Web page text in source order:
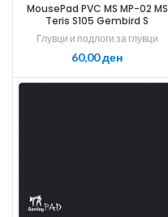
MousePad PVC MS MP-02 MS
Teris S105 Gembird S
Глувци и подлоги за глувци
ден